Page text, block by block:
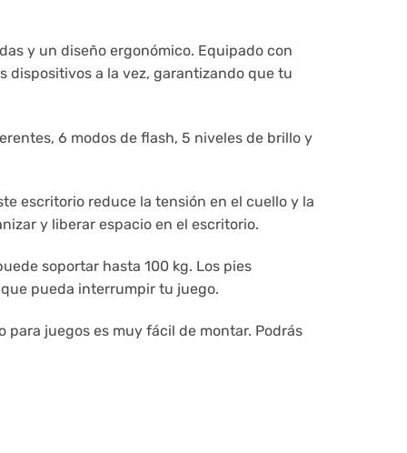
y un diseño ergonómico. Equipado con
dispositivos a la vez, garantizando que tu
6 modos de flash, 5 niveles de brillo y
escritorio reduce la tensión en el cuello y la
y liberar espacio en el escritorio.
soportar hasta 100 kg. Los pies
pueda interrumpir tu juego.
para juegos es muy fácil de montar. Podrás